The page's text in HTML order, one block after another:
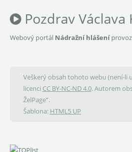
Pozdrav Václava
Webový portál Nádražní hlášení
Veškerý obsah tohoto webu (není-li
licenci CC BY-NC-ND 4.0. Autorem
ŽelPage“.
Šablona: HTML5 UP